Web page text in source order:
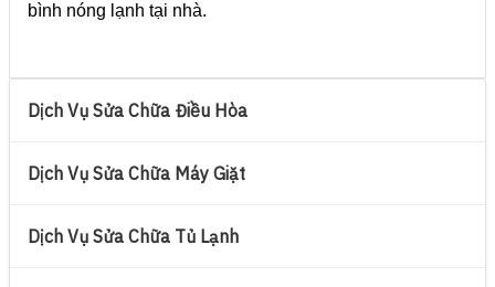
bình nóng lạnh tại nhà.
Dịch Vụ Sửa Chữa Điều Hòa
Dịch Vụ Sửa Chữa Máy Giặt
Dịch Vụ Sửa Chữa Tủ Lạnh